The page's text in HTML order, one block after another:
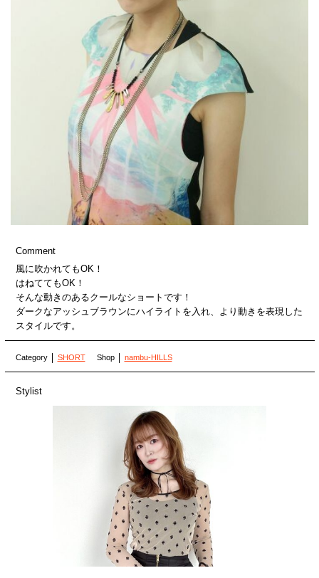
Comment
風に吹かれてもOK！
はねててもOK！
そんな動きのあるクールなショートです！
ダークなアッシュブラウンにハイライトを入れ、より動きを表現した
スタイルです。
Category SHORT Shop nambu-HILLS
Stylist